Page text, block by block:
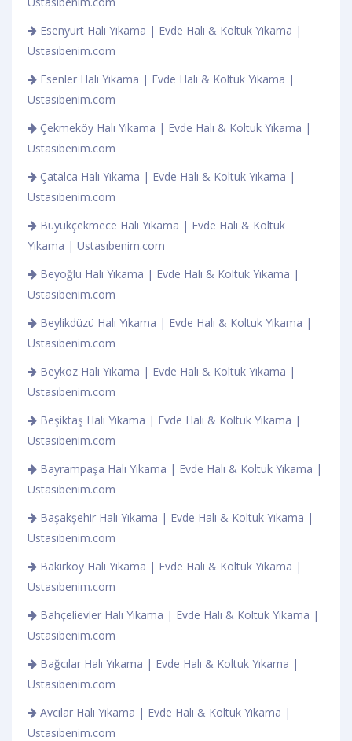
Esenyurt Halı Yıkama | Evde Halı & Koltuk Yıkama |
Ustasıbenim.com
Esenler Halı Yıkama | Evde Halı & Koltuk Yıkama |
Ustasıbenim.com
Çekmeköy Halı Yıkama | Evde Halı & Koltuk Yıkama |
Ustasıbenim.com
Çatalca Halı Yıkama | Evde Halı & Koltuk Yıkama |
Ustasıbenim.com
Büyükçekmece Halı Yıkama | Evde Halı & Koltuk
Yıkama | Ustasıbenim.com
Beyoğlu Halı Yıkama | Evde Halı & Koltuk Yıkama |
Ustasıbenim.com
Beylikdüzü Halı Yıkama | Evde Halı & Koltuk Yıkama |
Ustasıbenim.com
Beykoz Halı Yıkama | Evde Halı & Koltuk Yıkama |
Ustasıbenim.com
Beşiktaş Halı Yıkama | Evde Halı & Koltuk Yıkama |
Ustasıbenim.com
Bayrampaşa Halı Yıkama | Evde Halı & Koltuk Yıkama |
Ustasıbenim.com
Başakşehir Halı Yıkama | Evde Halı & Koltuk Yıkama |
Ustasıbenim.com
Bakırköy Halı Yıkama | Evde Halı & Koltuk Yıkama |
Ustasıbenim.com
Bahçelievler Halı Yıkama | Evde Halı & Koltuk Yıkama |
Ustasıbenim.com
Bağcılar Halı Yıkama | Evde Halı & Koltuk Yıkama |
Ustasıbenim.com
Avcılar Halı Yıkama | Evde Halı & Koltuk Yıkama |
Ustasıbenim.com